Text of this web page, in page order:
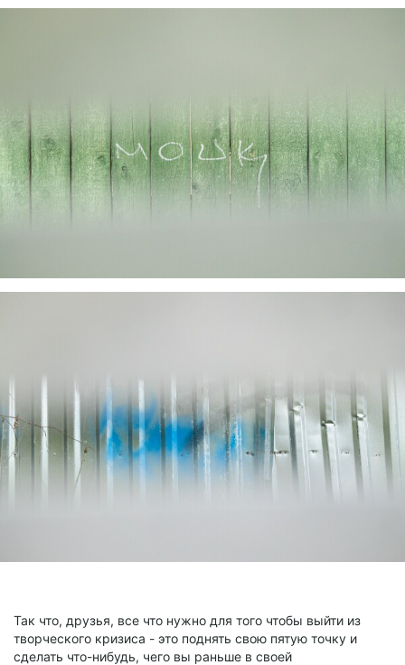
Так что, друзья, все что нужно для того чтобы выйти из
творческого кризиса - это поднять свою пятую точку и
сделать что-нибудь, чего вы раньше в своей